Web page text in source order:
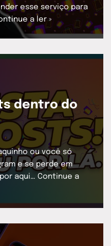
esse serviço para
a ler »
dentro do
ou você só
e se perde em
aqui… Continue a